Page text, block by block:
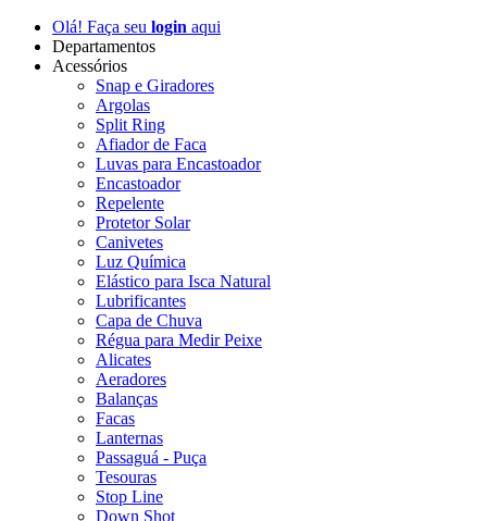
Olá! Faça seu login aqui
Departamentos
Acessórios
Snap e Giradores
Argolas
Split Ring
Afiador de Faca
Luvas para Encastoador
Encastoador
Repelente
Protetor Solar
Canivetes
Luz Química
Elástico para Isca Natural
Lubrificantes
Capa de Chuva
Régua para Medir Peixe
Alicates
Aeradores
Balanças
Facas
Lanternas
Passaguá - Puça
Tesouras
Stop Line
Down Shot